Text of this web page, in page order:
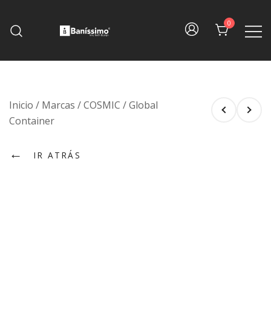
content
0
Inicio / Marcas /COSMIC /Global
Container
← IR ATRÁS